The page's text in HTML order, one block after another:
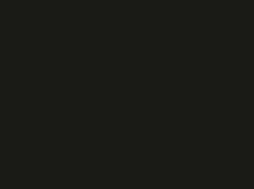
temporada turbulento -o
precisa subir ainda mais